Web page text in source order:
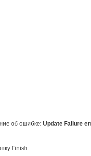
об ошибке: Update Failure
Finish.